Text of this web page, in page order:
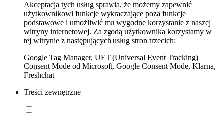
Akceptacja tych usług sprawia, że możemy zapewnić
użytkownikowi funkcje wykraczające poza funkcje
podstawowe i umożliwić mu wygodne korzystanie z naszej
witryny internetowej. Za zgodą użytkownika korzystamy w
tej witrynie z następujących usług stron trzecich:
Google Tag Manager, UET (Universal Event Tracking)
Consent Mode od Microsoft, Google Consent Mode, Klarna,
Freshchat
Treści zewnętrzne